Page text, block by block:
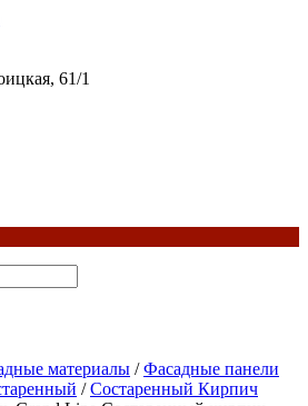
61/1
материалы /Фасадные панели
/Состаренный Кирпич